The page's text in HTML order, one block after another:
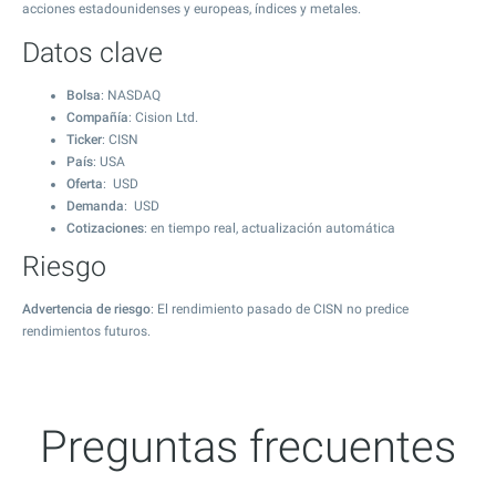
acciones estadounidenses y europeas, índices y metales.
Datos clave
Bolsa: NASDAQ
Compañía: Cision Ltd.
Ticker: CISN
País: USA
Oferta: USD
Demanda: USD
Cotizaciones: en tiempo real, actualización automática
Riesgo
Advertencia de riesgo: El rendimiento pasado de CISN no predice
rendimientos futuros.
Preguntas frecuentes